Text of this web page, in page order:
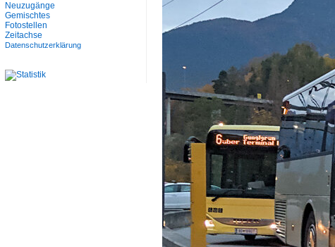
Neuzugänge
Gemischtes
Fotostellen
Zeitachse
Datenschutzerklärung